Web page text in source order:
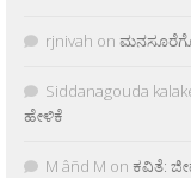
rjnivah on
Siddanagouda
ಹೇಳಿಕೆ
M âñd M on ಕವಿತೆ: